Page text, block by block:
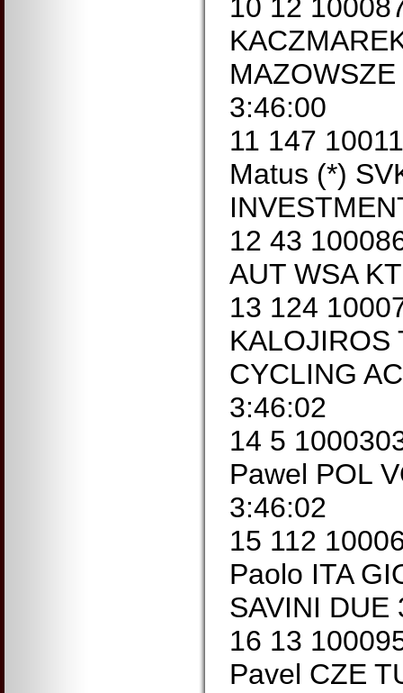
10 12
3:46:00
11 147
Matus (*)
12 43
AUT WSA
13 124
KALOJIROS
CYCLING
3:46:02
14 5
Pawel POL
3:46:02
15 112
Paolo ITA
SAVINI DUE
16 13
Pavel CZE